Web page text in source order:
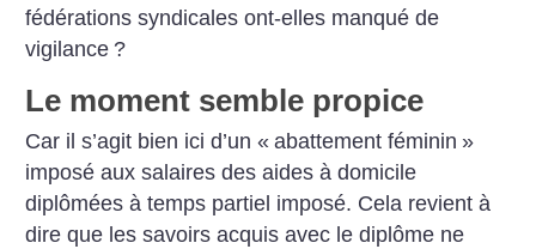
fédérations syndicales ont-elles manqué de
vigilance ?
Le moment semble propice
Car il s’agit bien ici d’un « abattement féminin »
imposé aux salaires des aides à domicile
diplômées à temps partiel imposé. Cela revient à
dire que les savoirs acquis avec le diplôme ne